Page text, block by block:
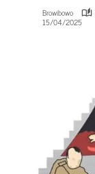
Browibowo
15/04/2025